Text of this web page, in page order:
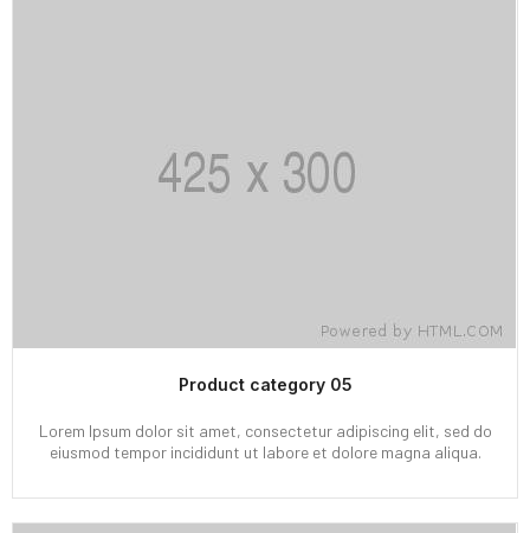
Product category 05
Lorem Ipsum dolor sit amet, consectetur adipiscing elit, sed do
eiusmod tempor incididunt ut labore et dolore magna aliqua.